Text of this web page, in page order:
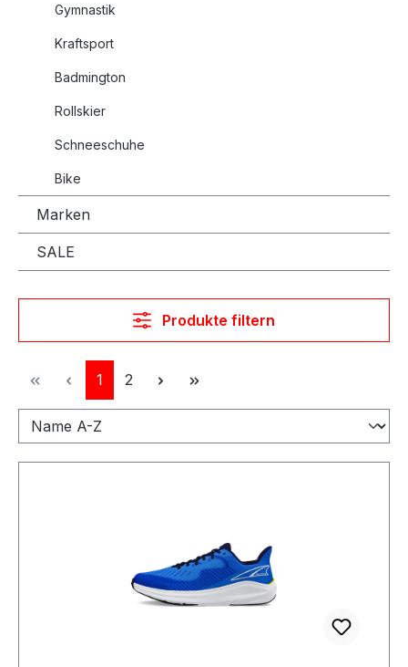
Gymnastik
Kraftsport
Badmington
Rollskier
Schneeschuhe
Bike
Marken
SALE
Produkte filtern
Seite
1 Seite
2